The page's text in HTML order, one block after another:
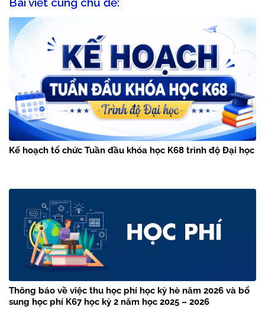
Kế hoạch tổ chức Tuần đầu khóa học K68 trình độ Đại học
Thông báo về việc thu học phí học kỳ hè năm 2026 và bổ
sung học phí K67 học kỳ 2 năm học 2025 – 2026